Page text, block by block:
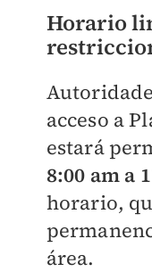
Horario
acceso a
estará
8:00 am a
horario,
área.